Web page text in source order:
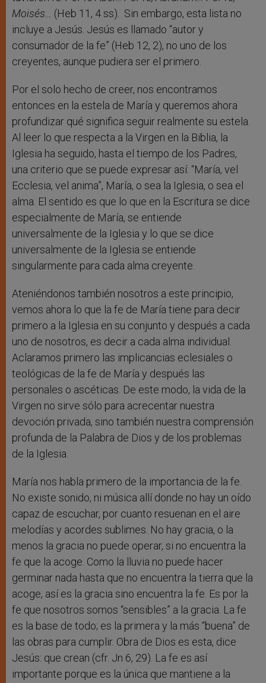
Moisés… (Heb 11, 4 ss). Sin embargo, esta lista no
incluye a Jesús. Jesús es llamado “autor y
consumador de la fe” (Heb 12, 2), no uno de los
creyentes, aunque pudiera ser el primero.
Por el solo hecho de creer, nos encontramos
entonces en la estela de María y queremos ahora
profundizar qué significa seguir realmente su estela.
Al leer lo que respecta a la Virgen en la Biblia, la
Iglesia ha seguido, hasta el tiempo de los Padres,
una criterio que se puede expresar así: “María, vel
Ecclesia, vel anima”, María, o sea la Iglesia, o sea el
alma. El sentido es que lo que en la Escritura se dice
especialmente de María, se entiende
universalmente de la Iglesia y lo que se dice
universalmente de la Iglesia se entiende
singularmente para cada alma creyente.
Ateniéndonos también nosotros a este principio,
vemos ahora lo que la fe de María tiene para decir
primero a la Iglesia en su conjunto y después a cada
uno de nosotros, es decir a cada alma individual.
Aclaramos primero las implicancias eclesiales o
teológicas de la fe de María y después las
personales o ascéticas. De este modo, la vida de la
Virgen no sirve sólo para acrecentar nuestra
devoción privada, sino también nuestra comprensión
profunda de la Palabra de Dios y de los problemas
de la Iglesia.
María nos habla primero de la importancia de la fe.
No existe sonido, ni música allí donde no hay un oído
capaz de escuchar, por cuanto resuenan en el aire
melodías y acordes sublimes. No hay gracia, o la
menos la gracia no puede operar, si no encuentra la
fe que la acoge. Como la lluvia no puede hacer
germinar nada hasta que no encuentra la tierra que la
acoge, así es la gracia sino encuentra la fe. Es por la
fe que nosotros somos “sensibles” a la gracia. La fe
es la base de todo; es la primera y la más “buena” de
las obras para cumplir. Obra de Dios es esta, dice
Jesús: que crean (cfr. Jn 6, 29). La fe es así
importante porque es la única que mantiene a la